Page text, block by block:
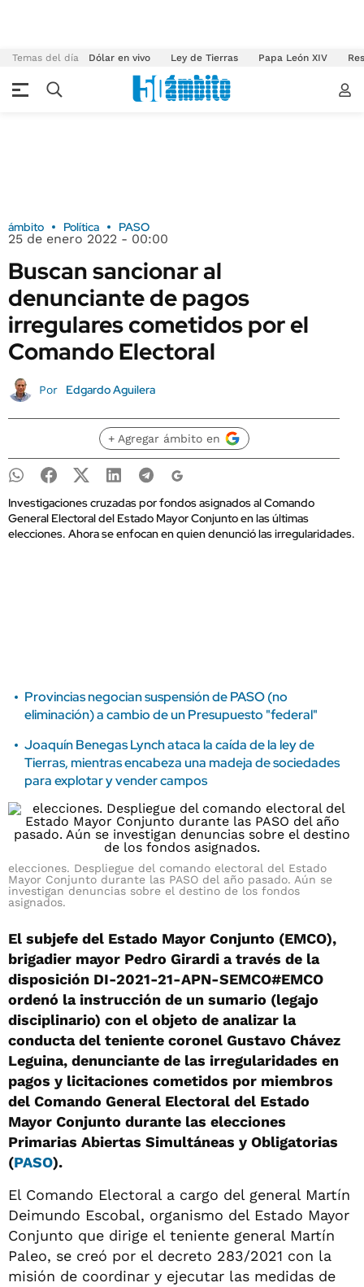
Temas del día Dólar en vivo Ley de Tierras Papa León XIV
ámbito Política PASO
25 de enero 2022 - 00:00
Buscan sancionar al
denunciante de pagos
irregulares cometidos por el
Comando Electoral
Por Edgardo Aguilera
+ Agregar ámbito en
Investigaciones cruzadas por fondos asignados al Comando
General Electoral del Estado Mayor Conjunto en las últimas
elecciones. Ahora se enfocan en quien denunció las irregularidades.
Provincias negocian suspensión de PASO (no
eliminación) a cambio de un Presupuesto "federal"
Joaquín Benegas Lynch ataca la caída de la ley de
Tierras, mientras encabeza una madeja de sociedades
para explotar y vender campos
elecciones. Despliegue del comando electoral del Estado
Mayor Conjunto durante las PASO del año pasado. Aún se
investigan denuncias sobre el destino de los fondos
asignados.
El subjefe del Estado Mayor Conjunto (EMCO),
brigadier mayor Pedro Girardi a través de la
disposición DI-2021-21-APN-SEMCO#EMCO
ordenó la instrucción de un sumario (legajo
disciplinario) con el objeto de analizar la
conducta del teniente coronel Gustavo Chávez
Leguina, denunciante de las irregularidades en
pagos y licitaciones cometidos por miembros
del Comando General Electoral del Estado
Mayor Conjunto durante las elecciones
Primarias Abiertas Simultáneas y Obligatorias
(PASO).
El Comando Electoral a cargo del general Martín
Deimundo Escobal, organismo del Estado Mayor
Conjunto que dirige el teniente general Martín
Paleo, se creó por el decreto 283/2021 con la
misión de coordinar y ejecutar las medidas de